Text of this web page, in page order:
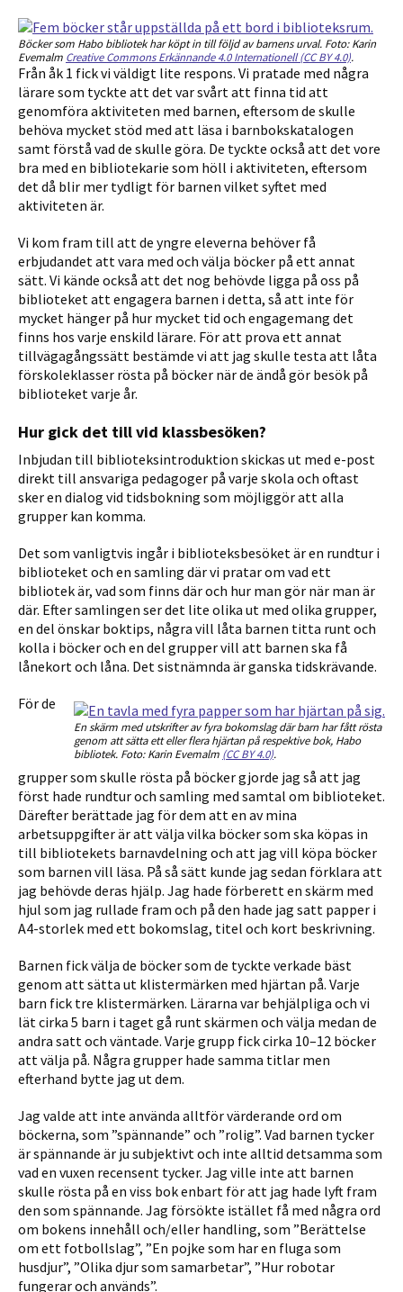
Böcker som Habo bibliotek har köpt in till följd av barnens urval. Foto: Karin
Evemalm Creative Commons Erkännande 4.0 Internationell (CC BY 4.0).
Från åk 1 fick vi väldigt lite respons. Vi pratade med några
lärare som tyckte att det var svårt att finna tid att
genomföra aktiviteten med barnen, eftersom de skulle
behöva mycket stöd med att läsa i barnbokskatalogen
samt förstå vad de skulle göra. De tyckte också att det vore
bra med en bibliotekarie som höll i aktiviteten, eftersom
det då blir mer tydligt för barnen vilket syftet med
aktiviteten är.
Vi kom fram till att de yngre eleverna behöver få
erbjudandet att vara med och välja böcker på ett annat
sätt. Vi kände också att det nog behövde ligga på oss på
biblioteket att engagera barnen i detta, så att inte för
mycket hänger på hur mycket tid och engagemang det
finns hos varje enskild lärare. För att prova ett annat
tillvägagångssätt bestämde vi att jag skulle testa att låta
förskoleklasser rösta på böcker när de ändå gör besök på
biblioteket varje år.
Hur gick det till vid klassbesöken?
Inbjudan till biblioteksintroduktion skickas ut med e-post
direkt till ansvariga pedagoger på varje skola och oftast
sker en dialog vid tidsbokning som möjliggör att alla
grupper kan komma.
Det som vanligtvis ingår i biblioteksbesöket är en rundtur i
biblioteket och en samling där vi pratar om vad ett
bibliotek är, vad som finns där och hur man gör när man är
där. Efter samlingen ser det lite olika ut med olika grupper,
en del önskar boktips, några vill låta barnen titta runt och
kolla i böcker och en del grupper vill att barnen ska få
lånekort och låna. Det sistnämnda är ganska tidskrävande.
En skärm med utskrifter av fyra bokomslag där barn har fått rösta
genom att sätta ett eller flera hjärtan på respektive bok, Habo
bibliotek. Foto: Karin Evemalm (CC BY 4.0).
För de
grupper som skulle rösta på böcker gjorde jag så att jag
först hade rundtur och samling med samtal om biblioteket.
Därefter berättade jag för dem att en av mina
arbetsuppgifter är att välja vilka böcker som ska köpas in
till bibliotekets barnavdelning och att jag vill köpa böcker
som barnen vill läsa. På så sätt kunde jag sedan förklara att
jag behövde deras hjälp. Jag hade förberett en skärm med
hjul som jag rullade fram och på den hade jag satt papper i
A4-storlek med ett bokomslag, titel och kort beskrivning.
Barnen fick välja de böcker som de tyckte verkade bäst
genom att sätta ut klistermärken med hjärtan på. Varje
barn fick tre klistermärken. Lärarna var behjälpliga och vi
lät cirka 5 barn i taget gå runt skärmen och välja medan de
andra satt och väntade. Varje grupp fick cirka 10–12 böcker
att välja på. Några grupper hade samma titlar men
efterhand bytte jag ut dem.
Jag valde att inte använda alltför värderande ord om
böckerna, som ”spännande” och ”rolig”. Vad barnen tycker
är spännande är ju subjektivt och inte alltid detsamma som
vad en vuxen recensent tycker. Jag ville inte att barnen
skulle rösta på en viss bok enbart för att jag hade lyft fram
den som spännande. Jag försökte istället få med några ord
om bokens innehåll och/eller handling, som ”Berättelse
om ett fotbollslag”, ”En pojke som har en fluga som
husdjur”, ”Olika djur som samarbetar”, ”Hur robotar
fungerar och används”.